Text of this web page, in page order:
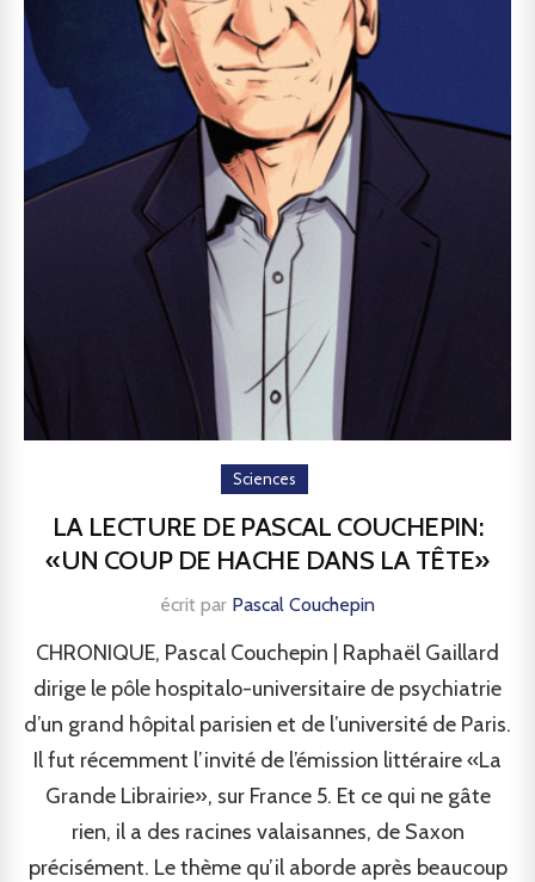
Sciences
LA LECTURE DE PASCAL COUCHEPIN:
«UN COUP DE HACHE DANS LA TÊTE»
écrit par Pascal Couchepin
CHRONIQUE, Pascal Couchepin | Raphaël Gaillard
dirige le pôle hospitalo-universitaire de psychiatrie
d’un grand hôpital parisien et de l’université de Paris.
Il fut récemment l’invité de l’émission littéraire «La
Grande Librairie», sur France 5. Et ce qui ne gâte
rien, il a des racines valaisannes, de Saxon
précisément. Le thème qu’il aborde après beaucoup